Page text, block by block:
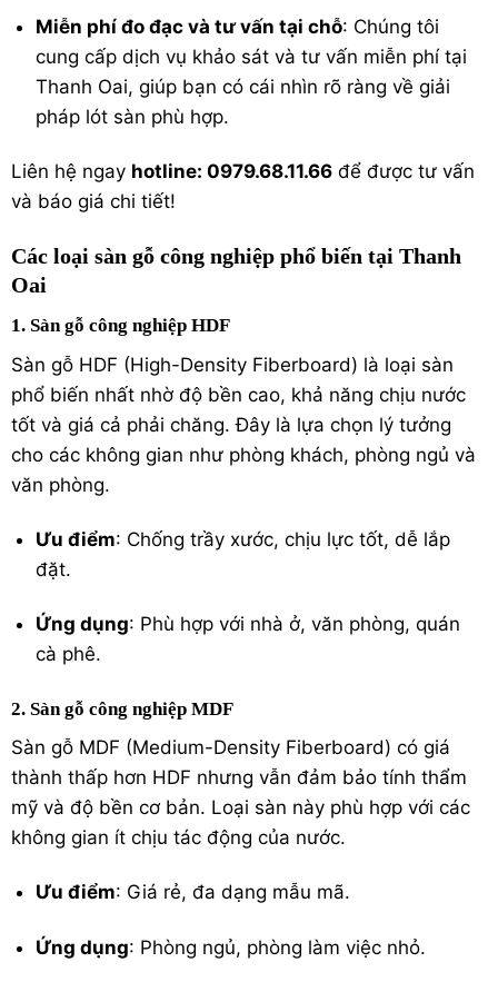
Miễn phí đo đạc và tư vấn tại chỗ: Chúng tôi
cung cấp dịch vụ khảo sát và tư vấn miễn phí tại
Thanh Oai, giúp bạn có cái nhìn rõ ràng về giải
pháp lót sàn phù hợp.
Liên hệ ngay hotline: 0979.68.11.66 để được tư vấn
và báo giá chi tiết!
Các loại sàn gỗ công nghiệp phổ biến tại Thanh
Oai
1. Sàn gỗ công nghiệp HDF
Sàn gỗ HDF (High-Density Fiberboard) là loại sàn
phổ biến nhất nhờ độ bền cao, khả năng chịu nước
tốt và giá cả phải chăng. Đây là lựa chọn lý tưởng
cho các không gian như phòng khách, phòng ngủ và
văn phòng.
Ưu điểm: Chống trầy xước, chịu lực tốt, dễ lắp
đặt.
Ứng dụng: Phù hợp với nhà ở, văn phòng, quán
cà phê.
2. Sàn gỗ công nghiệp MDF
Sàn gỗ MDF (Medium-Density Fiberboard) có giá
thành thấp hơn HDF nhưng vẫn đảm bảo tính thẩm
mỹ và độ bền cơ bản. Loại sàn này phù hợp với các
không gian ít chịu tác động của nước.
Ưu điểm: Giá rẻ, đa dạng mẫu mã.
Ứng dụng: Phòng ngủ, phòng làm việc nhỏ.